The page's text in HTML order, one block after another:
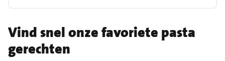
Vind snel onze favoriete pasta
gerechten